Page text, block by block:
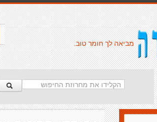
מביאה לך חומר טוב.